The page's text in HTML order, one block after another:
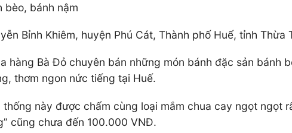
bèo, bánh nậm
Bỉnh Khiêm, huyện Phú Cát, Thành phố Huế, tỉnh Thừa
hàng Bà Đỏ chuyên bán những món bánh đặc sản
thơm ngon nức tiếng tại Huế.
thống này được chấm cùng loại mắm chua cay ngọt
cũng chưa đến 100.000 VNĐ.